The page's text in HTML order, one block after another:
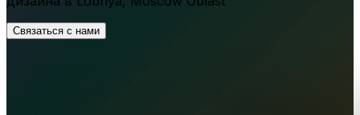
Связаться с нами